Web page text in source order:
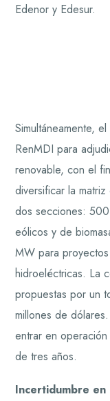
Edenor y Edesur.
Simultáneamente,
RenMDI para
renovable, con el
diversificar la
dos secciones:
eólicos y de
MW para
hidroeléctricas. La
propuestas por un
millones de
entrar en
de tres años.
Incertidumbre